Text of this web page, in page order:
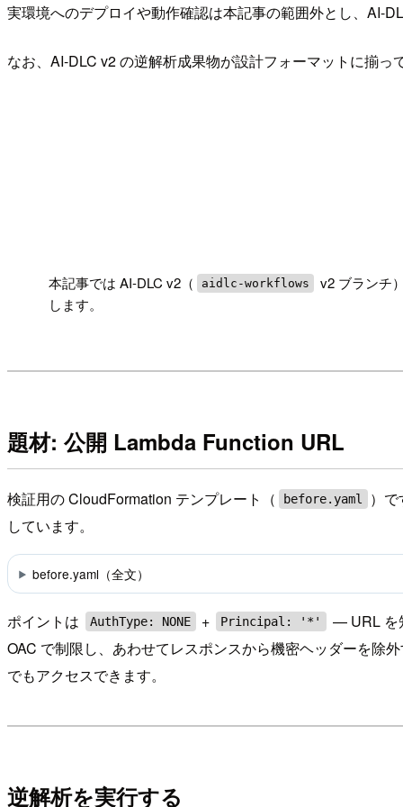
実環境へのデプロイや動作確認は本記事の範囲外とし、AI-
なお、AI-DLC v2 の逆解析成果物が設計フォーマットに揃
本記事では AI-DLC v2（ aidlc-workflows
v2 ブランチ
します。
題材: 公開 Lambda Function URL
検証用の CloudFormation テンプレート（ before.yaml
）
しています。
before.yaml（全文）
ポイントは AuthType: NONE + Principal: '*'
— URL を
OAC で制限し、あわせてレスポンスから機密ヘッダーを除
でもアクセスできます。
逆解析を実行する